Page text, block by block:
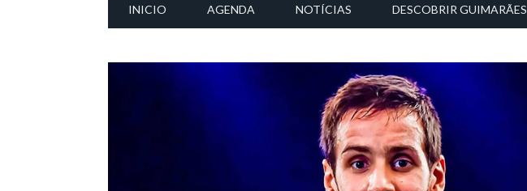
INICIO AGENDA NOTÍCIAS DESCOBRIR GUIMARÃES